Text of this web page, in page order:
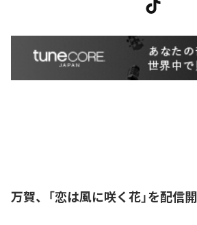
万賀、「恋は風に咲く花」を配信